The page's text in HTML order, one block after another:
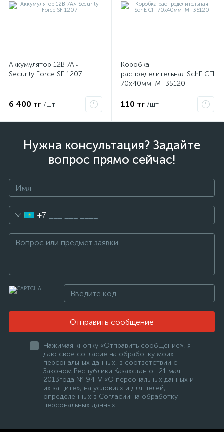
Аккумулятор 12В 7А.ч
Security Force SF 1207
6 400 тг /шт
Коробка
распределительная SchE СП
70х40мм IMT35120
110 тг /шт
Нужна консультация? Задайте
вопрос прямо сейчас!
+7
Отправить сообщение
Нажимая кнопку «Отправить сообщение», я
даю свое согласие на обработку моих
персональных данных, в соответствии с
Законом Республики Казахстан от 21 мая
2013года № 94-V «О персональных данных и
их защите», на условиях и для целей,
определенных в Согласии на обработку
персональных данных